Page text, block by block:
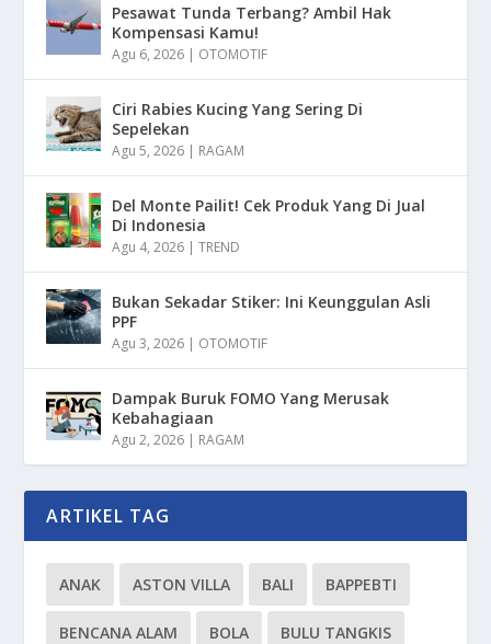
Pesawat Tunda Terbang? Ambil Hak
Kompensasi Kamu!
Agu 6, 2026 | OTOMOTIF
Ciri Rabies Kucing Yang Sering Di
Sepelekan
Agu 5, 2026 | RAGAM
Del Monte Pailit! Cek Produk Yang Di Jual
Di Indonesia
Agu 4, 2026 |TREND
Bukan Sekadar Stiker: Ini Keunggulan Asli
PPF
Agu 3, 2026 | OTOMOTIF
Dampak Buruk FOMO Yang Merusak
Kebahagiaan
Agu 2, 2026 | RAGAM
ARTIKEL TAG
ANAK ASTON VILLA BALI BAPPEBTI
BENCANA ALAM BOLA BULU TANGKIS